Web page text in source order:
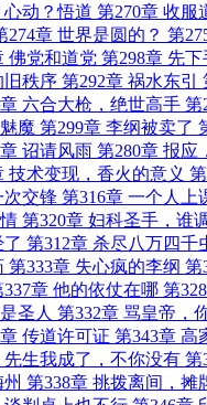
心动？悟道 第270章 收服
274章 世界是圆的？ 第
佛党和道党 第298章 先下
旧秩序 第292章 祸水东引
六合大枪，绝世高手 第
魔 第299章 李纲被卖了
诏请风雨 第280章 报应
技术变现，香火的意义
次交锋 第316章 一个人上
第320章 妇科圣手，谁
第312章 杀尽八万四千
第333章 失心疯的李纲 第
337章 他的依仗在哪 第
圣人 第332章 骂皇帝，
传道许可证 第343章 高
先生我成了，不你没有 第
第338章 挑拨离间，摊